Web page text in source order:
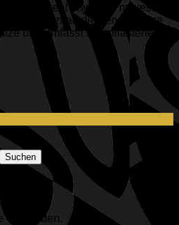
entsteht etwa 200 m westlich
Sie grenzt an die Tennisplätze
und umfasst 5 gepflasterte
Suchen
vorhanden.